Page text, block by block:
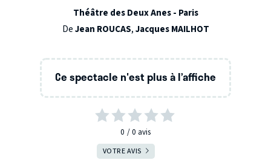
Théâtre des Deux Anes - Paris
DeJean ROUCAS,Jacques MAILHOT
Ce spectacle n'est plus à l’affiche
0 0 avis
VOTRE AVIS